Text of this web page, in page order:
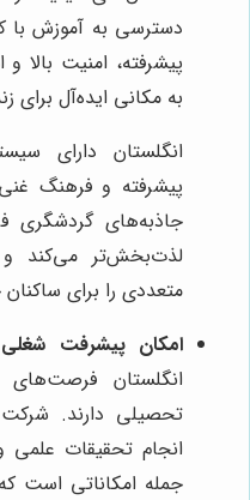
دسترسی به آموزش با
پیشرفته، امنیت بالا
به مکانی ایده‌آل برای
انگلستان دارای
پیشرفته و فرهنگ
جاذبه‌های گردشگری
لذت‌بخش‌تر می‌کند
متعددی را برای
امکان پیشرفت
انگلستان
تحصیلی دارند.
انجام تحقیقات علمی
جمله امکاناتی است